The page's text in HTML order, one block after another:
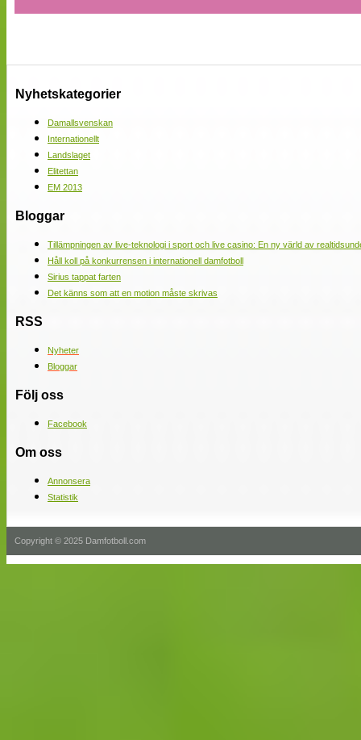
Nyhetskategorier
Damallsvenskan
Internationellt
Landslaget
Elitettan
EM 2013
Bloggar
Tillämpningen av live-teknologi i sport och live casino: En ny värld av
Håll koll på konkurrensen i internationell damfotboll
Sirius tappat farten
Det känns som att en motion måste skrivas
RSS
Nyheter
Bloggar
Följ oss
Facebook
Om oss
Annonsera
Statistik
Copyright © 2025 Damfotboll.com